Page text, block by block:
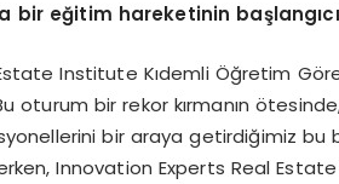
bir eğitim hareketinin başlangıc
Institute Kıdemli Öğretim
oturum bir rekor kırmanın
bir araya getirdiğimiz bu
Innovation Experts Real